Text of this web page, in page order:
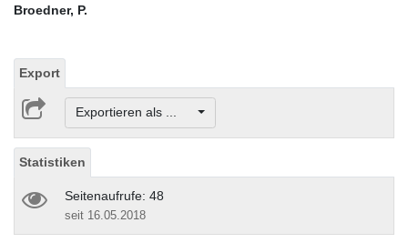
Broedner, P.
Export
Exportieren als ...
Statistiken
Seitenaufrufe: 48
seit 16.05.2018